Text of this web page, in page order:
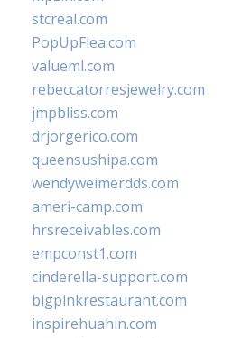
stcreal.com
PopUpFlea.com
valueml.com
rebeccatorresjewelry.com
jmpbliss.com
drjorgerico.com
queensushipa.com
wendyweimerdds.com
ameri-camp.com
hrsreceivables.com
empconst1.com
cinderella-support.com
bigpinkrestaurant.com
inspirehuahin.com